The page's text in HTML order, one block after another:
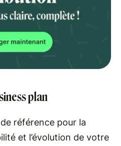
plan
référence pour la
et l’évolution de votre